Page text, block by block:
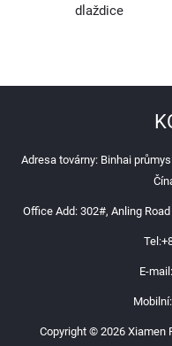
dlaždice
Adresa továrny: Binhai
Office Add: 302#, Anling
Tel:
E-mail:
Mobilní:
Copyright © 2026 Xiamen